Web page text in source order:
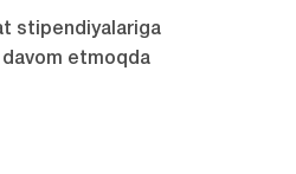
stipendiyalariga
etmoqda